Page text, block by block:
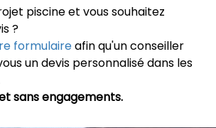
piscine et vous souhaitez
?
formulaireafin qu'un conseiller
un devis personnalisé dans les
sans engagements.